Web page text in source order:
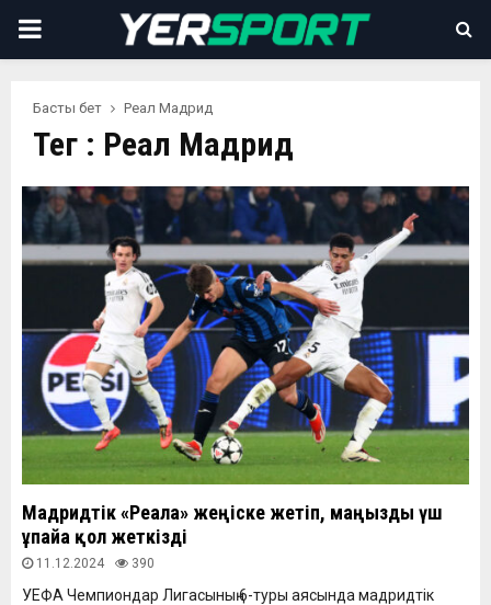
PRIMARY
Басты бет Реал Мадрид
Тег : Реал Мадрид
Мадридтік «Реалға» жеңіске жетіп, маңызды үш
ұпайға қол жеткізді
11.12.2024 390
УЕФА Чемпиондар Лигасының 6-туры аясында мадридтік